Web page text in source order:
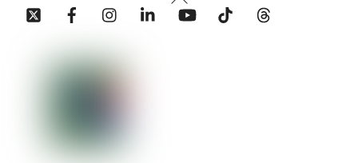
To
Twitter Facebook InstagramLinkedin YouTube Tiktok